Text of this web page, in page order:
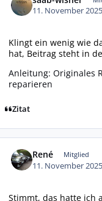
11. November
Klingt ein wenig wie
hat, Beitrag steht in
Anleitung: Originales
reparieren
Zitat
René Mitglied
11. November
Stimmt, das hatte ich